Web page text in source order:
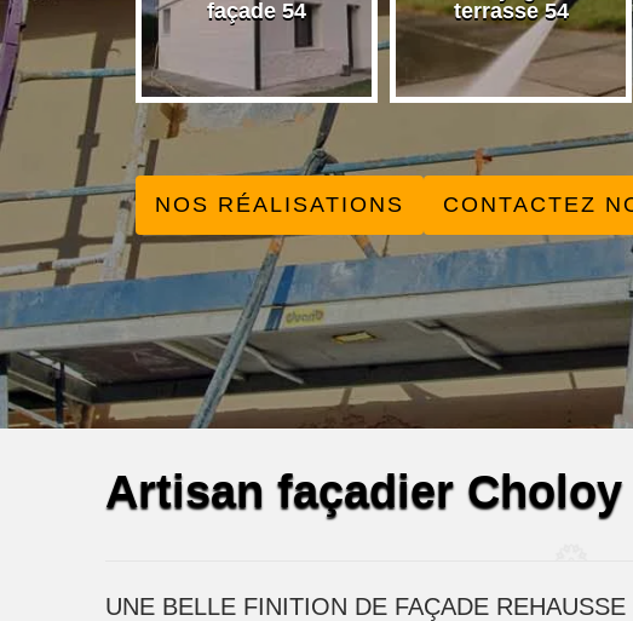
façade 54
terrasse 54
NOS RÉALISATIONS CONTACTEZ
Artisan façadier
UNE BELLE FINITION DE FAÇADE